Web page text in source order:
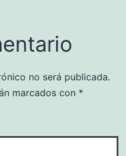
no será publicada.
marcados con *